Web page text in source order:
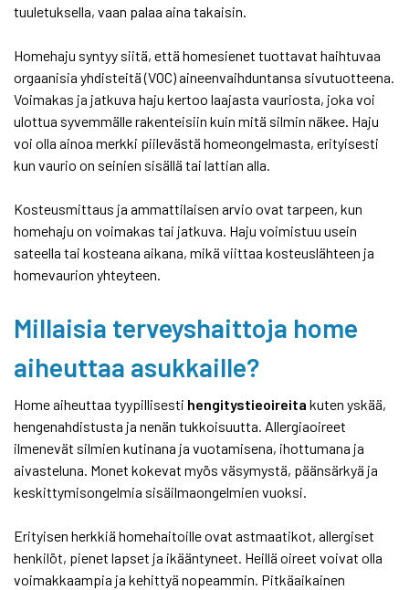
tuuletuksella, vaan palaa aina takaisin.
Homehaju syntyy siitä, että homesienet tuottavat haihtuvaa
orgaanisia yhdisteitä (VOC) aineenvaihduntansa sivutuotteena.
Voimakas ja jatkuva haju kertoo laajasta vauriosta, joka voi
ulottua syvemmälle rakenteisiin kuin mitä silmin näkee. Haju
voi olla ainoa merkki piilevästä homeongelmasta, erityisesti
kun vaurio on seinien sisällä tai lattian alla.
Kosteusmittaus ja ammattilaisen arvio ovat tarpeen, kun
homehaju on voimakas tai jatkuva. Haju voimistuu usein
sateella tai kosteana aikana, mikä viittaa kosteuslähteen ja
homevaurion yhteyteen.
Millaisia terveyshaittoja home
aiheuttaa asukkaille?
Home aiheuttaa tyypillisesti hengitystieoireita kuten yskää,
hengenahdistusta ja nenän tukkoisuutta. Allergiaoireet
ilmenevät silmien kutinana ja vuotamisena, ihottumana ja
aivasteluna. Monet kokevat myös väsymystä, päänsärkyä ja
keskittymisongelmia sisäilmaongelmien vuoksi.
Erityisen herkkiä homehaitoille ovat astmaatikot, allergiset
henkilöt, pienet lapset ja ikääntyneet. Heillä oireet voivat olla
voimakkaampia ja kehittyä nopeammin. Pitkäaikainen